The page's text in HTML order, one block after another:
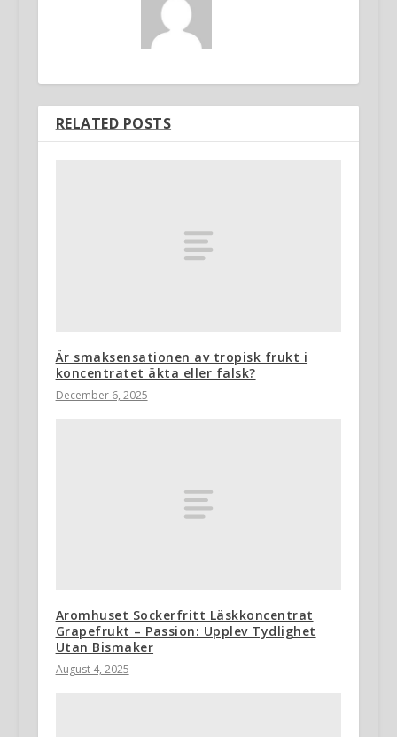
RELATED POSTS
Är smaksensationen av tropisk frukt i
koncentratet äkta eller falsk?
December 6, 2025
Aromhuset Sockerfritt Läskkoncentrat
Grapefrukt – Passion: Upplev Tydlighet
Utan Bismaker
August 4, 2025